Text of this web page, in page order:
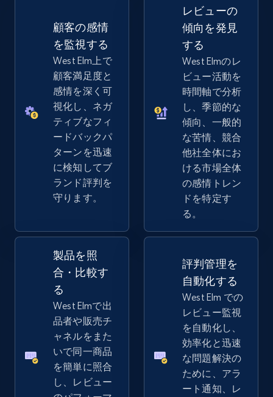
2.5K+ 359+ 今すぐ始める
eBay - Gather data on products using
specified keywords
URL, Product id, Title, Seller name, Seller rating,
Seller reviews, Breadcrumbs, Root category, and
more.
2.5K+ 今すぐ始める
eBay - Collect products from shops on eBay
URL, Product id, Title, Seller name, Seller rating,
Seller reviews, Breadcrumbs, Root category, and
more.
2.5K+ 359+ 今すぐ始める
eBay - Collect records by category
顧客の感情
を監視する
West Elm上で
顧客満足度と
感情を深く可
視化し、ネガ
ティブなフィ
ードバックパ
ターンを迅速
に検知してブ
ランド評判を
守ります。
レビューの
傾向を発見
する
West Elmのレ
ビュー活動を
時間軸で分析
し、季節的な
傾向、一般的
な苦情、競合
他社全体にお
ける市場全体
の感情トレン
ドを特定す
る。
製品を照
合・比較す
る
West Elmで出
品者や販売チ
ャネルをまた
いで同一商品
を簡単に照合
し、レビュー
評判管理を
自動化する
West Elm での
レビュー監視
を自動化し、
効率化と迅速
な問題解決の
ために、アラ
ート通知、レ